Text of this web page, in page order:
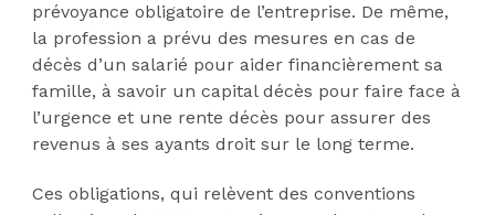
prévoyance obligatoire de l’entreprise. De même,
la profession a prévu des mesures en cas de
décès d’un salarié pour aider financièrement sa
famille, à savoir un capital décès pour faire face à
l’urgence et une rente décès pour assurer des
revenus à ses ayants droit sur le long terme.
Ces obligations, qui relèvent des conventions